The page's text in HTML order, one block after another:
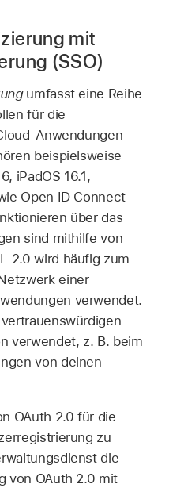
mit
(SSO)
umfasst eine Reihe
für die
Anwendungen
beispielsweise
, iPadOS 16.1,
Open ID Connect
über das
sind mithilfe von
2.0 wird häufig zum
einer
verwendet.
verwendet, z. B. beim
von deinen
OAuth 2.0 für die
zu
die
von OAuth 2.0 mit